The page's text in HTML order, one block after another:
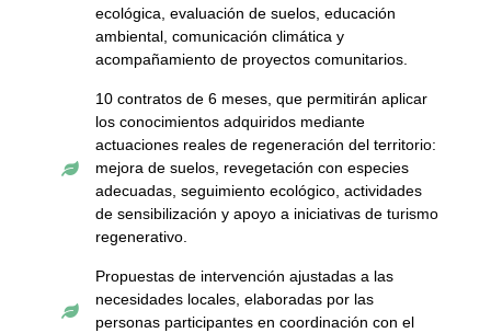
ecológica, evaluación de suelos, educación
ambiental, comunicación climática y
acompañamiento de proyectos comunitarios.

10 contratos de 6 meses, que permitirán aplicar
los conocimientos adquiridos mediante
actuaciones reales de regeneración del territorio:
mejora de suelos, revegetación con especies
adecuadas, seguimiento ecológico, actividades
de sensibilización y apoyo a iniciativas de turismo
regenerativo.

Propuestas de intervención ajustadas a las
necesidades locales, elaboradas por las
personas participantes en coordinación con el